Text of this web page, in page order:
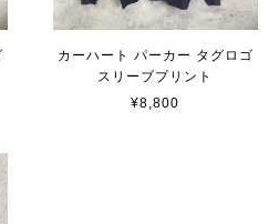
カーハート パーカー タグロゴ
スリーブプリント
¥8,800